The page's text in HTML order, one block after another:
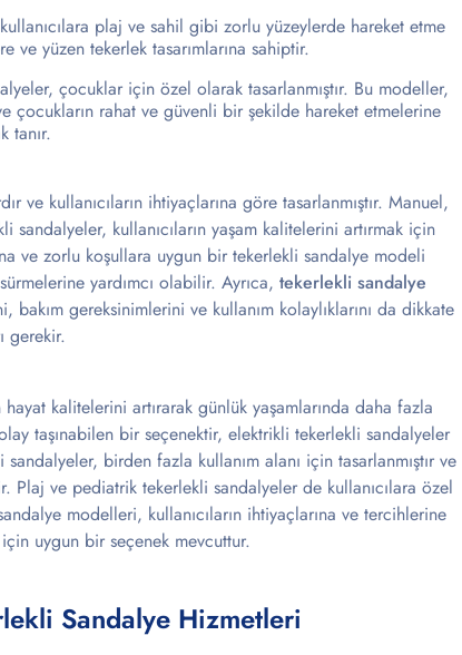
plaj ve sahil gibi zorlu yüzeylerde hareket etme
ve yüzen tekerlek tasarımlarına sahiptir.
çocuklar için özel olarak tasarlanmıştır. Bu modeller,
çocukların rahat ve güvenli bir şekilde hareket etmelerine
tanır.
kullanıcıların ihtiyaçlarına göre tasarlanmıştır. Manuel,
kullanıcıların yaşam kalitelerini artırmak için
ve zorlu koşullara uygun bir tekerlekli sandalye modeli
yardımcı olabilir. Ayrıca, tekerlekli sandalye
bakım gereksinimlerini ve kullanım kolaylıklarını da dikkate
gerekir.
kalitelerini artırarak günlük yaşamlarında daha fazla
taşınabilen bir seçenektir, elektrikli tekerlekli sandalyeler
birden fazla kullanım alanı için tasarlanmıştır ve
ve pediatrik tekerlekli sandalyeler de kullanıcılara özel
modelleri, kullanıcıların ihtiyaçlarına ve tercihlerine
uygun bir seçenek mevcuttur.
Sandalye Hizmetleri